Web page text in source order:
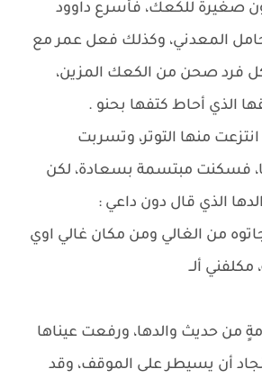
صغيرة للكعك، فأسرع داوود
المعدني، وكذلك فعل عمر مع
فرد صحن من الكعك المزين،
الذي أحاط كتفها بحنو .
انتزعت منها التوتر، وتسربت
فسكنت مبتسمة بسعادة، لكن
الذي قال دون داعي :
جاتوه من الغالي ومن مكان غالي اوي
ألــ
من حديث والدها، ورفعت عيناها
أن يسيطر على الموقف، وقد